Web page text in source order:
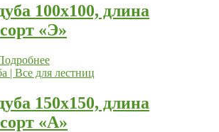
100х100, длина
«Э»
150х150, длина
«А»